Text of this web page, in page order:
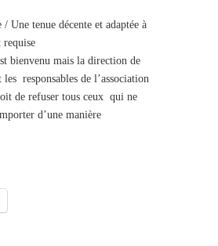
/ Une tenue décente et adaptée à
bienvenu mais la direction de
les responsables de l’association
de refuser tous ceux qui ne
d’une manière